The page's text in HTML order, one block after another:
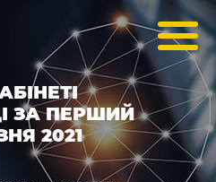
ЗА ПЕРШИЙ
2021